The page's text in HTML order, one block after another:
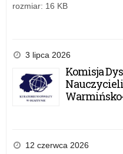
rozmiar: 16 KB
3 lipca 2026
Komisja
12 czerwca 2026